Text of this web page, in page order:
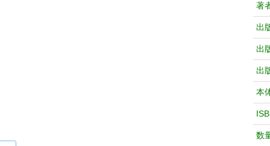
著
出
出
出
本
数